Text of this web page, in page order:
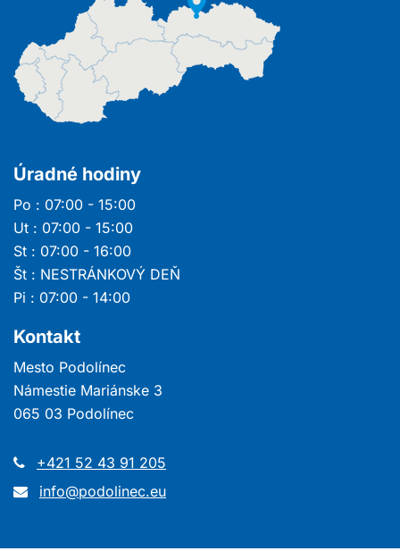
Úradné hodiny
Po : 07:00 - 15:00
Ut : 07:00 - 15:00
St : 07:00 - 16:00
Št : NESTRÁNKOVÝ DEŇ
Pi : 07:00 - 14:00
Kontakt
Mesto Podolínec
Námestie Mariánske 3
065 03 Podolínec
+421 52 43 91 205
info@podolinec.eu